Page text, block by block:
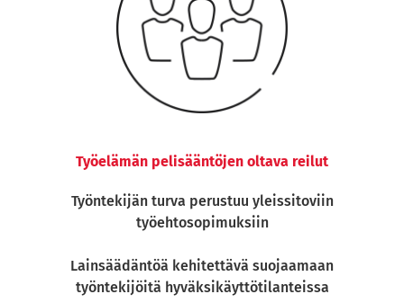
Työelämän pelisääntöjen oltava reilut
Työntekijän turva perustuu yleissitoviin
työehtosopimuksiin
Lainsäädäntöä kehitettävä suojaamaan
työntekijöitä hyväksikäyttötilanteissa